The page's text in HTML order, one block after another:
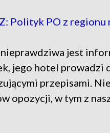
Polityk PO z
jest
jego hotel prowadzi
przepisami.
opozycji, w tym z